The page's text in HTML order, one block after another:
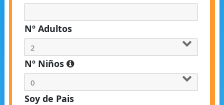
Nº Adultos
Nº Niños
Soy de Pais